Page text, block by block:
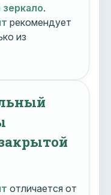
зеркало.
рекомендует
из
отличается от